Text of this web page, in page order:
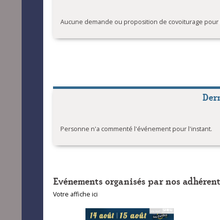
Les
temps)
Aucune demande ou proposition de covoiturage pour
Personne n'a commenté l'événement pour l'instant.
Evénements organisés par nos
Votre affiche ici